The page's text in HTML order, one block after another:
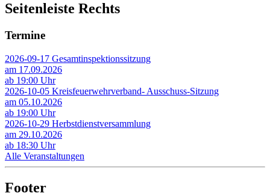
Seitenleiste Rechts
Termine
2026-09-17 Gesamtinspektionssitzung
am 17.09.2026
ab 19:00 Uhr
2026-10-05 Kreisfeuerwehrverband- Ausschuss-Sitzung
am 05.10.2026
ab 19:00 Uhr
2026-10-29 Herbstdienstversammlung
am 29.10.2026
ab 18:30 Uhr
Alle Veranstaltungen
Footer